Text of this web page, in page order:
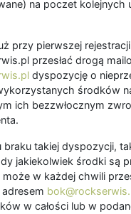
na poczet kolejnych
przy pierwszej
przesłać drogą
dyspozycję o
środków
ich bezzwłocznym
braku takiej dyspozycji,
jakiekolwiek środki są
może w każdej chwili
w całości lub w